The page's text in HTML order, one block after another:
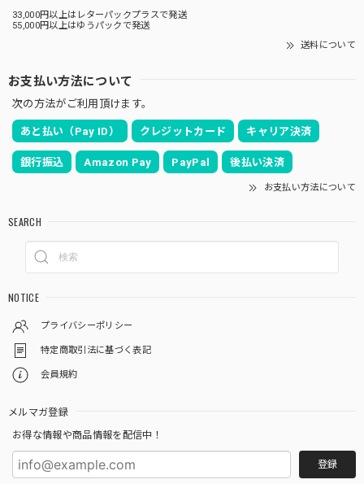
33,000円以上はレターパックプラスで発送
55,000円以上はゆうパックで発送
送料について
お支払い方法について
次の方法がご利用頂けます。
あと払い（Pay ID） クレジットカード キャリア決済
銀行振込 Amazon Pay PayPal 後払い決済
お支払い方法について
SEARCH
NOTICE
プライバシーポリシー
特定商取引法に基づく表記
会員規約
メルマガ登録
お得な情報や商品情報を配信中！
登録